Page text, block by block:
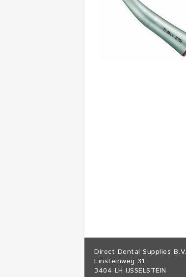
Direct Dental Supplies B.V.
Einsteinweg 31
3404 LH IJSSELSTEIN